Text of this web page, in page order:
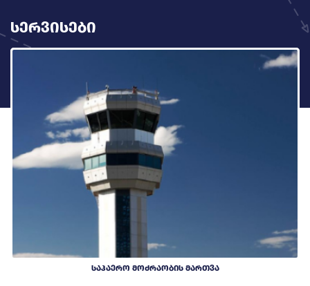
ᲡᲔᲠᲕᲘᲡᲔᲑᲘ
ᲡᲐᲰᲐᲔᲠᲝ ᲛᲝᲫᲠᲐᲝᲑᲘᲡ ᲛᲐᲠᲗᲕᲐ